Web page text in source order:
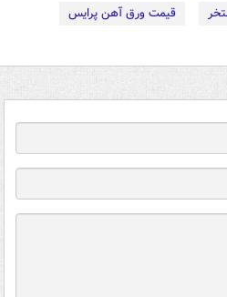
قیمت ورق آهن پرایس